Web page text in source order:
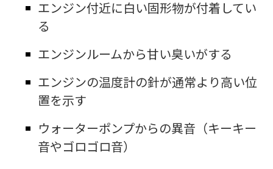
エンジン付近に白い固形物が付着してい
る
エンジンルームから甘い臭いがする
エンジンの温度計の針が通常より高い位
置を示す
ウォーターポンプからの異音（キーキー
音やゴロゴロ音）